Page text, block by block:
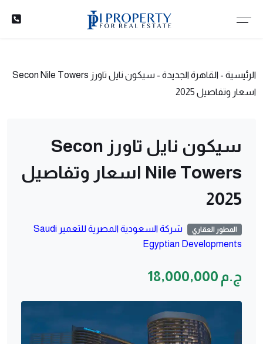
الرئيسية - القاهرة الجديدة -
سيكون نايل تاورز Secon Nile Towers
اسعار وتفاصيل 2025
سيكون نايل تاورز Secon
Nile Towers اسعار وتفاصيل
2025
المطور العقاري
شركة السعودية المصرية للتعمير Saudi
Egyptian Developments
ج.م 18,000,000